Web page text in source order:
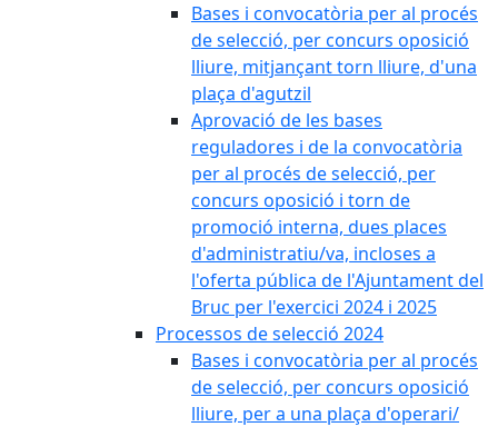
Bases i convocatòria per al procés
de selecció, per concurs oposició
lliure, mitjançant torn lliure, d'una
plaça d'agutzil
Aprovació de les bases
reguladores i de la convocatòria
per al procés de selecció, per
concurs oposició i torn de
promoció interna, dues places
d'administratiu/va, incloses a
l'oferta pública de l'Ajuntament del
Bruc per l'exercici 2024 i 2025
Processos de selecció 2024
Bases i convocatòria per al procés
de selecció, per concurs oposició
lliure, per a una plaça d'operari/